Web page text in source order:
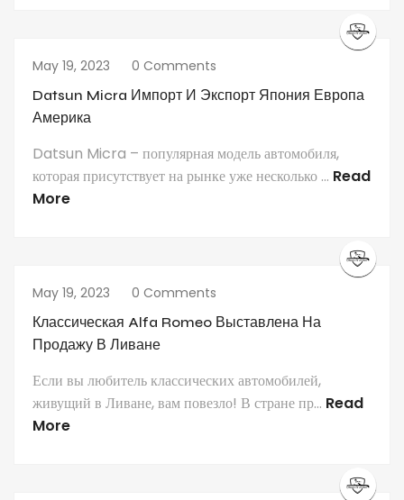
May 19, 2023 0 Comments
Datsun Micra Импорт И Экспорт Япония Европа
Америка
Datsun Micra – популярная модель автомобиля,
которая присутствует на рынке уже несколько ... Read
More
May 19, 2023 0 Comments
Классическая Alfa Romeo Выставлена ​​на
Продажу В Ливане
Если вы любитель классических автомобилей,
живущий в Ливане, вам повезло! В стране пр... Read
More